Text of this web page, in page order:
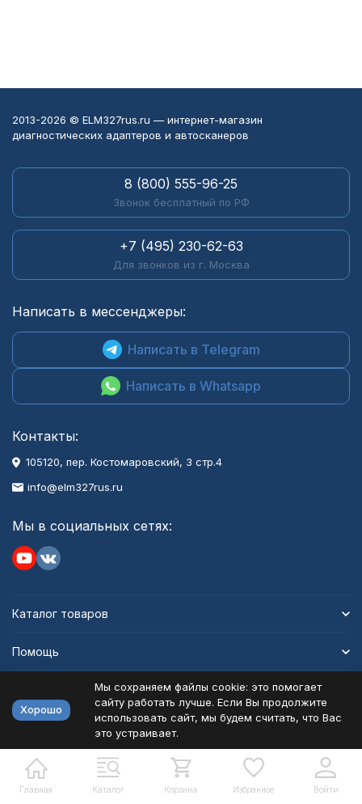
Главная Каталог Корзина Избранное Войти
2013-2026 © ELM327rus.ru — интернет-магазин
диагностических адаптеров и автосканеров
8 (800) 555-96-25
Звонок бесплатный по РФ
+7 (495) 230-62-63
Для звонков из г. Москва
Написать в мессенджеры:
Написать в Telegram
Написать в Whatsapp
Контакты:
105120, пер. Костомаровский, 3 стр.4
info@elm327rus.ru
Мы в социальных сетях:
Каталог товаров
Помощь
Политика персональных данных
Разработано в bodysite.ru
Хорошо
Мы сохраняем файлы cookie: это помогает
сайту работать лучше. Если Вы продолжите
использовать сайт, мы будем считать, что Вас
это устраивает.